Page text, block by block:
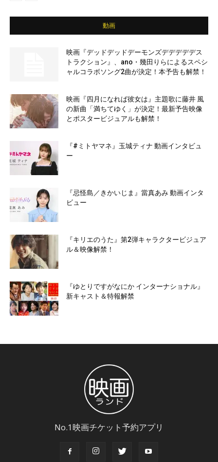
動画
映画『デッドデッドデーモンズデデデデデス
トラクション』、ano・幾田りらによるスペシ
ャルコラボソング2曲が決定！本予告も解禁！
映画『四月になれば彼女は』主題歌に藤井 風
の新曲「満ちてゆく」が決定！最新予告映像
とポスタービジュアルも解禁！
『#ミトヤマネ』玉城ティナ 動画インタビュ
ー
『忌怪島／きかいじま』當真あみ 動画インタ
ビュー
『キリエのうた』第2弾キャラクタービジュア
ル＆映像解禁！
『ゆとりですがなにか インターナショナル』
新キャスト＆特報解禁
No.1映画チケット予約アプリ